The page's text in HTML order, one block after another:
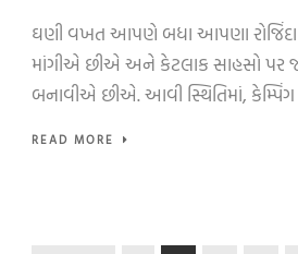
ઘણી વખત આપણે બધા આપણા રોજિંદા
માંગીએ છીએ અને કેટલાક સાહસો પર
બનાવીએ છીએ. આવી સ્થિતિમાં,
READ MORE